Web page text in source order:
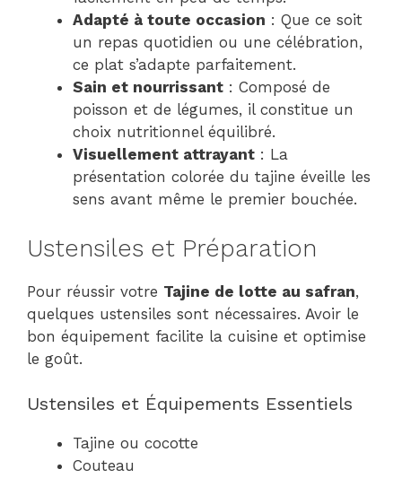
Adapté à toute occasion : Que ce soit
un repas quotidien ou une célébration,
ce plat s’adapte parfaitement.
Sain et nourrissant : Composé de
poisson et de légumes, il constitue un
choix nutritionnel équilibré.
Visuellement attrayant : La
présentation colorée du tajine éveille les
sens avant même le premier bouchée.
Ustensiles et Préparation
Pour réussir votre Tajine de lotte au safran,
quelques ustensiles sont nécessaires. Avoir le
bon équipement facilite la cuisine et optimise
le goût.
Ustensiles et Équipements Essentiels
Tajine ou cocotte
Couteau